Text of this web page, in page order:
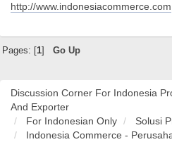
http://www.indonesiacommerce.com
Pages: [ 1] Go Up
Discussion Corner For Indonesia
And Exporter
For Indonesian Only
Solusi
Indonesia Commerce -